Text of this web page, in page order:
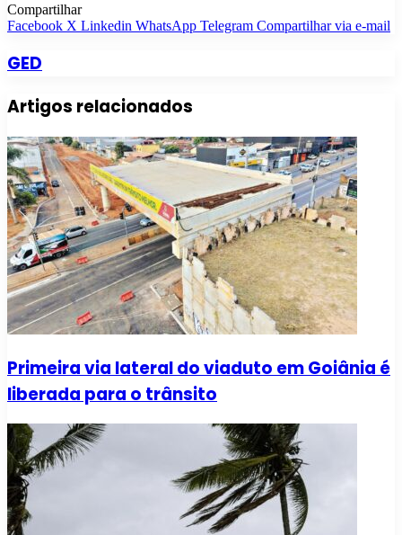
Compartilhar
Facebook X Linkedin WhatsApp Telegram Compartilhar via e-mail
GED
Artigos relacionados
Primeira via lateral do viaduto em Goiânia é
liberada para o trânsito